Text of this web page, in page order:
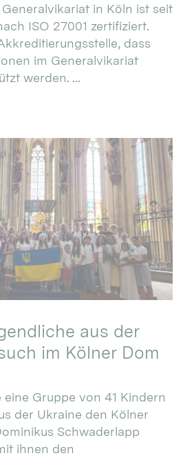
in Köln ist seit
ISO 27001 zertifiziert.
dass
im Generalvikariat
werden. ...
aus der
im Kölner Dom
eine Gruppe von 41 Kindern
der Ukraine den Kölner
Schwaderlapp
ihnen den